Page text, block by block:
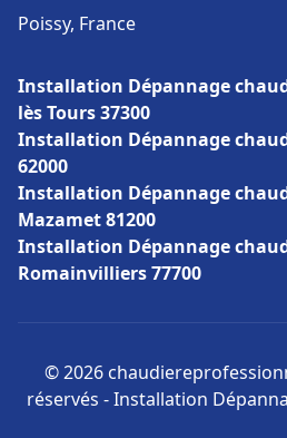
Poissy, France
Installation Dépannage
lès Tours 37300
Installation Dépannage
62000
Installation Dépannage
Mazamet 81200
Installation Dépannage
Romainvilliers 77700
© 2026
réservés - Installation